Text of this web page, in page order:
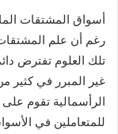
أسواق المشتقات
رغم أن علم المشتقات
تلك العلوم تفترض
غير المبرر في كثير
الرأسمالية تقوم على
للمتعاملين في